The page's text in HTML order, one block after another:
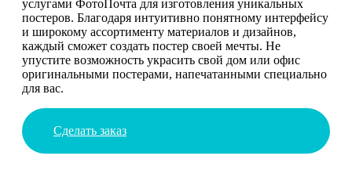
услугами ФотоПочта для изготовления уникальных
постеров. Благодаря интуитивно понятному интерфейсу
и широкому ассортименту материалов и дизайнов,
каждый сможет создать постер своей мечты. Не
упустите возможность украсить свой дом или офис
оригинальными постерами, напечатанными специально
для вас.
Сделать заказ